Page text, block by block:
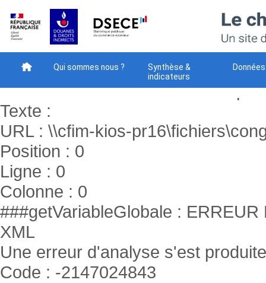
###getVariableGlobale :
XML
Une erreur d'analyse s'est
Code : -2147024843
Raison : Le chemin réseau n’a
Texte :
URL : \\cfim-kios-
Position : 0
Ligne : 0
Colonne : 0
###getVariableGlobale :
XML
Une erreur d'analyse s'est
Code : -2147024843
Qui sommes nous ? Synthèse &
indicateurs
Données